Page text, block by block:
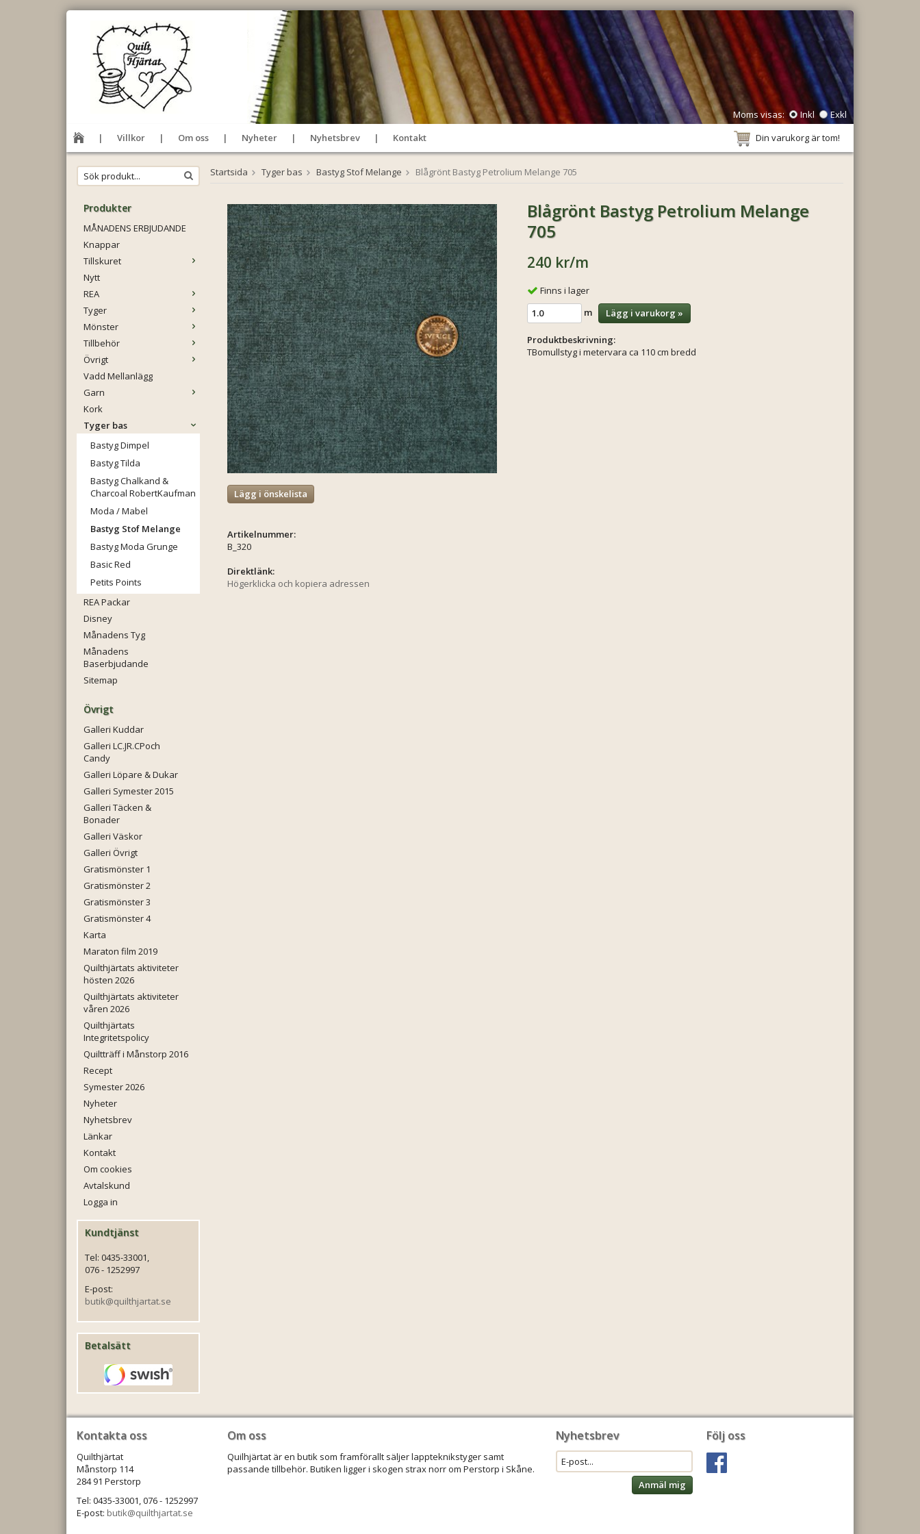
Moms visas: Inkl
Exkl
Villkor
Om oss Nyheter Nyhetsbrev Kontakt Din varukorg är tom!
Produkter
MÅNADENS ERBJUDANDE
Knappar
Tillskuret
Nytt
REA
Tyger
Mönster
Tillbehör
Övrigt
Vadd Mellanlägg
Garn
Kork
Tyger bas
Bastyg Dimpel
Bastyg Tilda
Bastyg Chalkand &
Charcoal RobertKaufman
Moda / Mabel
Bastyg Stof Melange
Bastyg Moda Grunge
Basic Red
Petits Points
REA Packar
Disney
Månadens Tyg
Månadens
Baserbjudande
Sitemap
Övrigt
Galleri Kuddar
Galleri LC.JR.CPoch
Candy
Galleri Löpare & Dukar
Galleri Symester 2015
Galleri Täcken &
Bonader
Galleri Väskor
Galleri Övrigt
Gratismönster 1
Gratismönster 2
Gratismönster 3
Gratismönster 4
Karta
Maraton film 2019
Quilthjärtats aktiviteter
hösten 2026
Quilthjärtats aktiviteter
våren 2026
Quilthjärtats
Integritetspolicy
Quiltträff i Månstorp 2016
Recept
Symester 2026
Nyheter
Nyhetsbrev
Länkar
Kontakt
Om cookies
Avtalskund
Logga in
Kundtjänst
Tel: 0435-33001,
076 - 1252997
E-post:
butik@quilthjartat.se
Betalsätt
Startsida Tyger bas Bastyg Stof Melange Blågrönt Bastyg Petrolium Melange 705
Blågrönt Bastyg Petrolium Melange
705
240 kr/m
Finns i lager
m
Lägg i varukorg »
Produktbeskrivning:
TBomullstyg i metervara ca 110 cm bredd
Lägg i önskelista
Artikelnummer:
B_320
Direktlänk:
Högerklicka och kopiera adressen
Kontakta oss
Quilthjärtat
Månstorp 114
284 91 Perstorp
Tel: 0435-33001, 076 - 1252997
E-post: butik@quilthjartat.se
Följ oss
Nyhetsbrev
Anmäl mig
Om oss
Quilhjärtat är en butik som framförallt säljer lappteknikstyger samt
passande tillbehör. Butiken ligger i skogen strax norr om Perstorp i Skåne.